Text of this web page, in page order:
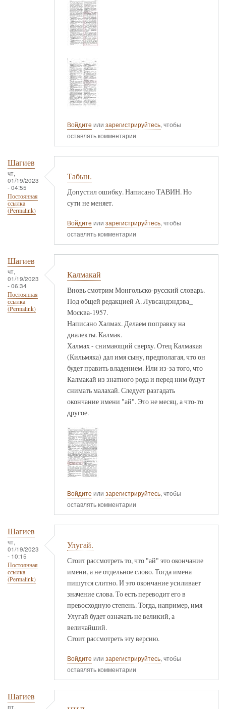
Войдите или зарегистрируйтесь, чтобы
оставлять комментарии
Шагиев
чт,
01/19/2023
- 04:55
Постоянная
ссылка
(Permalink)
Табын.
Допустил ошибку. Написано ТАВИН. Но
сути не меняет.
Войдите или зарегистрируйтесь, чтобы
оставлять комментарии
Шагиев
чт,
01/19/2023
- 06:34
Постоянная
ссылка
(Permalink)
Калмакай
Вновь смотрим Монгольско-русский словарь.
Под общей редакцией А. Лувсандэндэва_
Москва-1957.
Написано Халмах. Делаем поправку на
диалекты. Калмак.
Халмах - снимающий сверху. Отец Калмакая
(Кильмяка) дал имя сыну, предполагая, что он
будет править владением. Или из-за того, что
Калмакай из знатного рода и перед ним будут
снимать малахай. Следует разгадать
окончание имени "ай". Это не месяц, а что-то
другое.
Войдите или зарегистрируйтесь, чтобы
оставлять комментарии
Шагиев
чт,
01/19/2023
- 10:15
Постоянная
ссылка
(Permalink)
Улугай.
Стоит рассмотреть то, что "ай" это окончание
имени, а не отдельное слово. Тогда имена
пишутся слитно. И это окончание усиливает
значение слова. То есть переводит его в
превосходную степень. Тогда, например, имя
Улугай будет означать не великий, а
величайший.
Стоит рассмотреть эту версию.
Войдите или зарегистрируйтесь, чтобы
оставлять комментарии
Шагиев
пт,